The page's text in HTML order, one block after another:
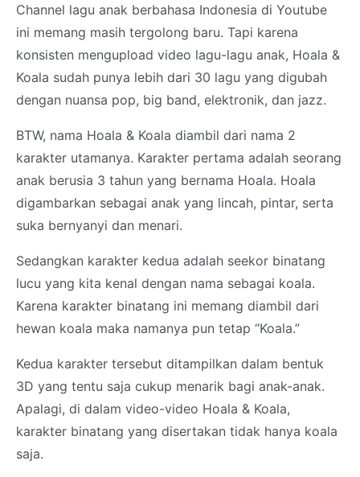
Channel lagu anak berbahasa Indonesia di Youtube
ini memang masih tergolong baru. Tapi karena
konsisten mengupload video lagu-lagu anak, Hoala &
Koala sudah punya lebih dari 30 lagu yang digubah
dengan nuansa pop, big band, elektronik, dan jazz.
BTW, nama Hoala & Koala diambil dari nama 2
karakter utamanya. Karakter pertama adalah seorang
anak berusia 3 tahun yang bernama Hoala. Hoala
digambarkan sebagai anak yang lincah, pintar, serta
suka bernyanyi dan menari.
Sedangkan karakter kedua adalah seekor binatang
lucu yang kita kenal dengan nama sebagai koala.
Karena karakter binatang ini memang diambil dari
hewan koala maka namanya pun tetap “Koala.”
Kedua karakter tersebut ditampilkan dalam bentuk
3D yang tentu saja cukup menarik bagi anak-anak.
Apalagi, di dalam video-video Hoala & Koala,
karakter binatang yang disertakan tidak hanya koala
saja.